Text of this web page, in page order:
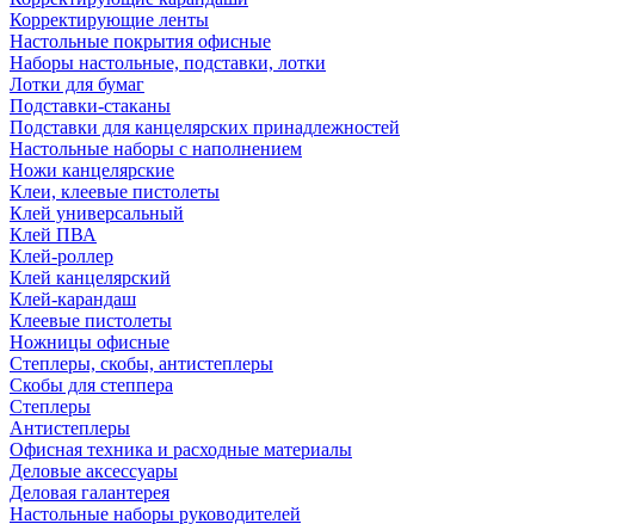
Корректирующие ленты
Настольные покрытия офисные
Наборы настольные, подставки, лотки
Лотки для бумаг
Подставки-стаканы
Подставки для канцелярских принадлежностей
Настольные наборы с наполнением
Ножи канцелярские
Клеи, клеевые пистолеты
Клей универсальный
Клей ПВА
Клей-роллер
Клей канцелярский
Клей-карандаш
Клеевые пистолеты
Ножницы офисные
Степлеры, скобы, антистеплеры
Скобы для степпера
Степлеры
Антистеплеры
Офисная техника и расходные материалы
Деловые аксессуары
Деловая галантерея
Настольные наборы руководителей